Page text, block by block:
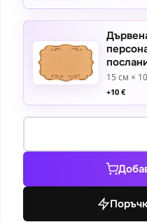
15 см ×
+10 €
количество
Слизането
Христофор